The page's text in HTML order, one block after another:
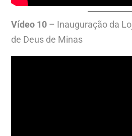
Vídeo 10 – Inauguração da
de Deus de Minas